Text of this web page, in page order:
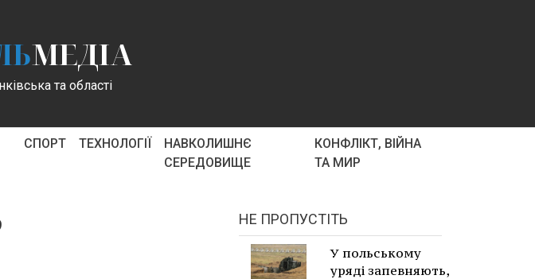
МЕДІА
та області
СПОРТ ТЕХНОЛОГІЇ
НАВКОЛИШНЄ
СЕРЕДОВИЩЕ
КОНФЛІКТ, ВІЙНА
ТА МИР
НЕ ПРОПУСТІТЬ
У польському
уряді запевняють,